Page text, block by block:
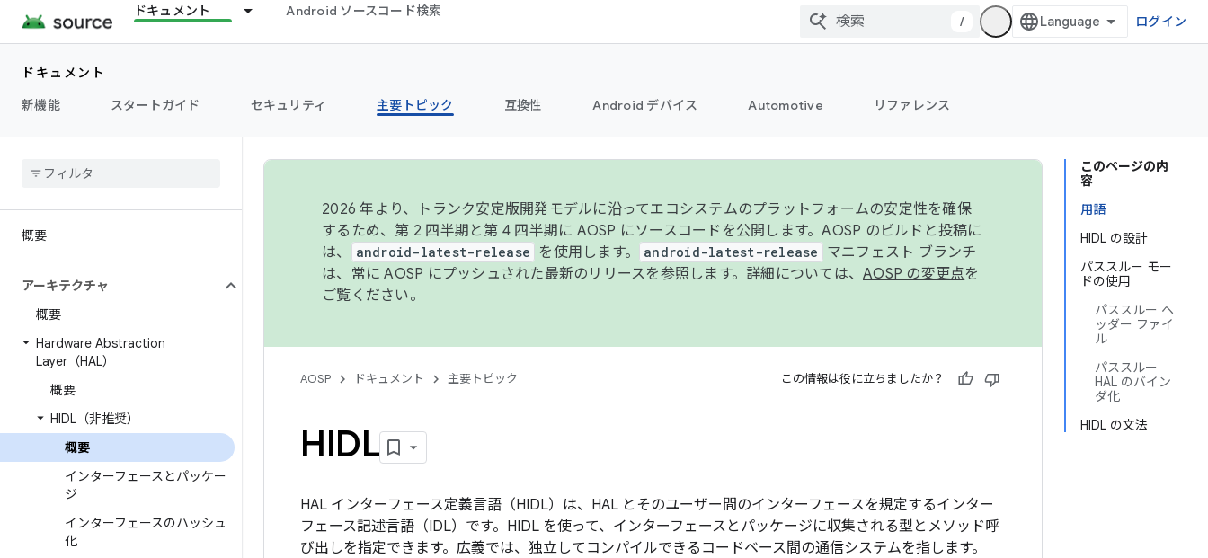
ドキュメント Android ソースコード検索
/ ログイン
ドキュメント
新機能
スタートガイド セキュリティ 主要トピック 互換性 Android デバイス Automotive リファレンス
概要
アーキテクチャ
概要
Hardware Abstraction
Layer（HAL）
概要
HIDL（非推奨）
概要
インターフェースとパッケー
ジ
インターフェースのハッシュ
化
このページの内
容
用語
HIDL の設計
パススルー モー
ドの使用
パススルー ヘ
ッダー ファイ
ル
パススルー
HAL のバイン
ダ化
HIDL の文法
2026 年より、トランク安定版開発モデルに沿ってエコシステムのプラットフォームの安定性を確保
するため、第 2 四半期と第 4 四半期に AOSP にソースコードを公開します。AOSP のビルドと投稿に
は、
android-latest-release を使用します。 android-latest-release
マニフェスト ブランチ
は、常に AOSP にプッシュされた最新のリリースを参照します。詳細については、 AOSP の変更点を
ご覧ください。
AOSP ドキュメント 主要トピック この情報は役に立ちましたか？
HIDL
HAL インターフェース定義言語（HIDL）は、HAL とそのユーザー間のインターフェースを規定するインター
フェース記述言語（IDL）です。HIDL を使って、インターフェースとパッケージに収集される型とメソッド呼
び出しを指定できます。広義では、独立してコンパイルできるコードベース間の通信システムを指します。